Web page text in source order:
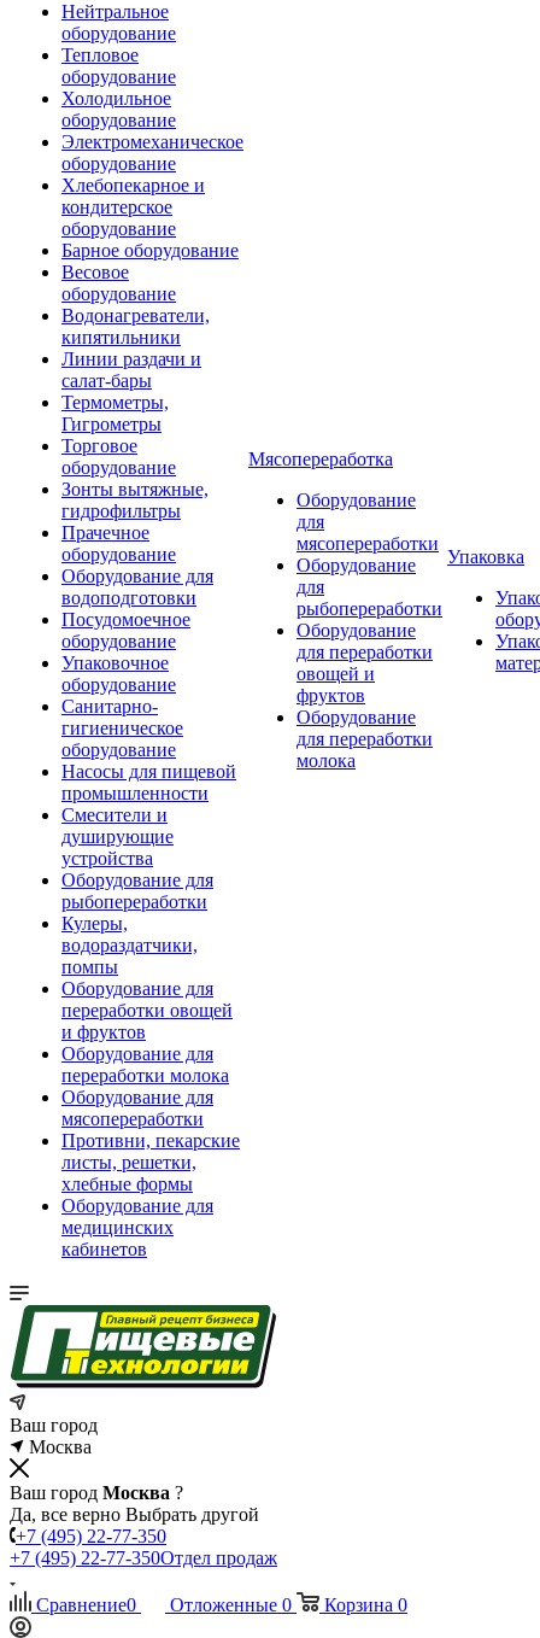
Нейтральное
оборудование
Тепловое
оборудование
Холодильное
оборудование
Электромеханическое
оборудование
Хлебопекарное и
кондитерское
оборудование
Барное оборудование
Весовое
оборудование
Водонагреватели,
кипятильники
Линии раздачи и
салат-бары
Термометры,
Гигрометры
Торговое
оборудование
Зонты вытяжные,
гидрофильтры
Прачечное
оборудование
Оборудование для
водоподготовки
Посудомоечное
оборудование
Упаковочное
оборудование
Санитарно-
гигиеническое
оборудование
Насосы для пищевой
промышленности
Смесители и
душирующие
устройства
Оборудование для
рыбопереработки
Кулеры,
водораздатчики,
помпы
Оборудование для
переработки овощей
и фруктов
Оборудование для
переработки молока
Оборудование для
мясопереработки
Противни, пекарские
листы, решетки,
хлебные формы
Оборудование для
медицинских
кабинетов
Мясопереработка
Оборудование
для
мясопереработки
Оборудование
для
рыбопереработки
Оборудование
для переработки
овощей и
фруктов
Оборудование
для переработки
молока
Упаковка
Ваш город
Москва
Ваш город Москва ?
Да, все верно Выбрать другой
+7 (495) 22-77-350
+7 (495) 22-77-350Отдел продаж
Сравнение0 Отложенные 0 Корзина 0